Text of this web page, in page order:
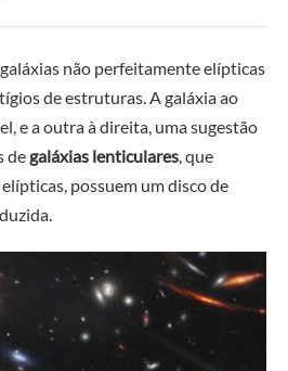
não perfeitamente elípticas
de estruturas. A galáxia ao
e a outra à direita, uma sugestão
degaláxias lenticulares, que
possuem um disco de